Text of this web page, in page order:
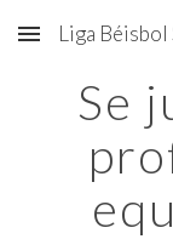
Skip to main
Liga
Se